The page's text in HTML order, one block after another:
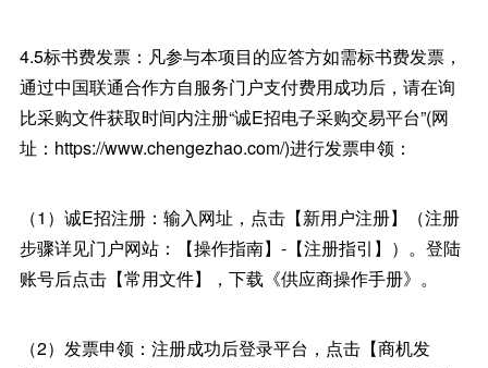
4.5标书费发票：凡参与本项目的应答方如需标书费发票，
通过中国联通合作方自服务门户支付费用成功后，请在询
比采购文件获取时间内注册“诚E招电子采购交易平台”(网
址：https://www.chengezhao.com/)进行发票申领：
（1）诚E招注册：输入网址，点击【新用户注册】（注册
步骤详见门户网站：【操作指南】-【注册指引】）。登陆
账号后点击【常用文件】，下载《供应商操作手册》。
（2）发票申领：注册成功后登录平台，点击【商机发